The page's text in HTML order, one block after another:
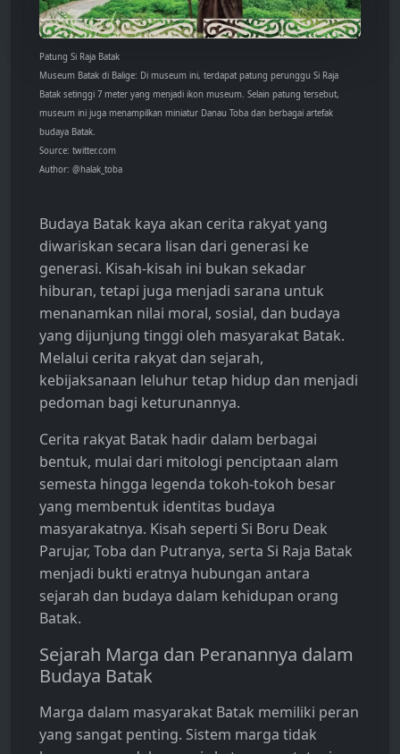
Patung Si Raja Batak
Museum Batak di Balige: Di museum ini, terdapat patung perunggu Si Raja
Batak setinggi 7 meter yang menjadi ikon museum. Selain patung tersebut,
museum ini juga menampilkan miniatur Danau Toba dan berbagai artefak
budaya Batak.
Source: twitter.com
Author: @halak_toba
Budaya Batak kaya akan cerita rakyat yang
diwariskan secara lisan dari generasi ke
generasi. Kisah-kisah ini bukan sekadar
hiburan, tetapi juga menjadi sarana untuk
menanamkan nilai moral, sosial, dan budaya
yang dijunjung tinggi oleh masyarakat Batak.
Melalui cerita rakyat dan sejarah,
kebijaksanaan leluhur tetap hidup dan menjadi
pedoman bagi keturunannya.
Cerita rakyat Batak hadir dalam berbagai
bentuk, mulai dari mitologi penciptaan alam
semesta hingga legenda tokoh-tokoh besar
yang membentuk identitas budaya
masyarakatnya. Kisah seperti Si Boru Deak
Parujar, Toba dan Putranya, serta Si Raja Batak
menjadi bukti eratnya hubungan antara
sejarah dan budaya dalam kehidupan orang
Batak.
Sejarah Marga dan Peranannya dalam
Budaya Batak
Marga dalam masyarakat Batak memiliki peran
yang sangat penting. Sistem marga tidak